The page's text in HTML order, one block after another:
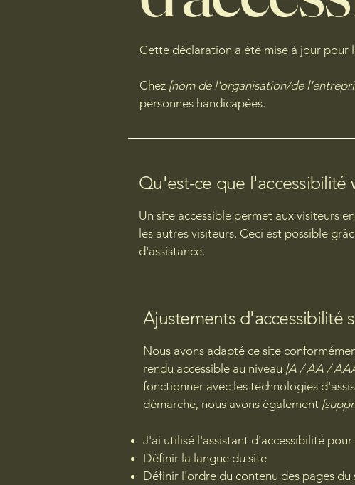
Cette déclaration a été mise à jour pour
Chez [nom de l'organisation/de
personnes handicapées.
Qu'est-ce que l'accessibilité
Un site accessible permet aux visiteurs
les autres visiteurs. Ceci est possible
d'assistance.
Ajustements d'accessibilité
Nous avons adapté ce site
rendu accessible au niveau [A / AA /
fonctionner avec les technologies
démarche, nous avons également
J'ai utilisé l'assistant d'accessibilité
Définir la langue du site
Définir l'ordre du contenu des pages du